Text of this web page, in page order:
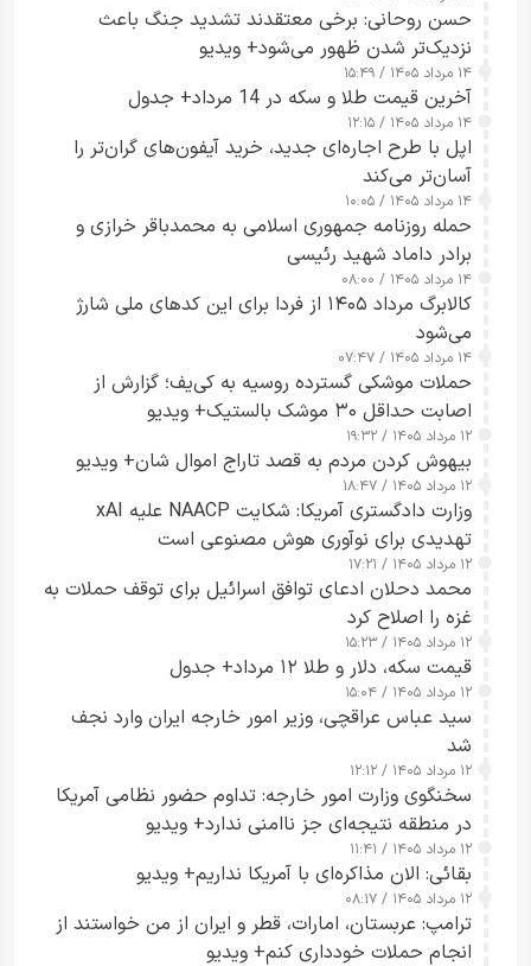
حسن روحانی: برخی معتقدند تشدید جنگ باعث
نزدیک‌تر شدن ظهور می‌شود+ ویدیو
۱۴ مرداد ۱۴۰۵ / ۱۵:۴۹
آخرین قیمت طلا و سکه در 14 مرداد+ جدول
۱۴ مرداد ۱۴۰۵ / ۱۲:۱۵
اپل با طرح اجاره‌ای جدید، خرید آیفون‌های گران‌تر را
آسان‌تر می‌کند
۱۴ مرداد ۱۴۰۵ / ۱۰:۰۵
حمله روزنامه جمهوری اسلامی به محمدباقر خرازی و
برادر داماد شهید رئیسی
۱۴ مرداد ۱۴۰۵ / ۰۸:۰۰
کالابرگ مرداد ۱۴۰۵ از فردا برای این کدهای ملی شارژ
می‌شود
۱۴ مرداد ۱۴۰۵ / ۰۷:۴۷
حملات موشکی گسترده روسیه به کی‌یف؛ گزارش از
اصابت حداقل ۳۰ موشک بالستیک+ ویدیو
۱۲ مرداد ۱۴۰۵ / ۱۹:۳۲
بیهوش کردن مردم به قصد تاراج اموال شان+ ویدیو
۱۲ مرداد ۱۴۰۵ / ۱۸:۴۷
وزارت دادگستری آمریکا: شکایت NAACP علیه xAI
تهدیدی برای نوآوری هوش مصنوعی است
۱۲ مرداد ۱۴۰۵ / ۱۷:۲۱
محمد دحلان ادعای توافق اسرائیل برای توقف حملات به
غزه را اصلاح کرد
۱۲ مرداد ۱۴۰۵ / ۱۵:۲۳
قیمت سکه، دلار و طلا ۱۲ مرداد+ جدول
۱۲ مرداد ۱۴۰۵ / ۱۵:۰۴
سید عباس عراقچی، وزیر امور خارجه ایران وارد نجف
شد
۱۲ مرداد ۱۴۰۵ / ۱۲:۱۲
سخنگوی وزارت امور خارجه: تداوم حضور نظامی آمریکا
در منطقه نتیجه‌ای جز ناامنی ندارد+ ویدیو
۱۲ مرداد ۱۴۰۵ / ۱۱:۴۱
بقائی: الان مذاکره‌ای با آمریکا نداریم+ ویدیو
۱۲ مرداد ۱۴۰۵ / ۰۸:۱۷
ترامپ: عربستان، امارات، قطر و ایران از من خواستند از
انجام حملات خودداری کنم+ ویدیو